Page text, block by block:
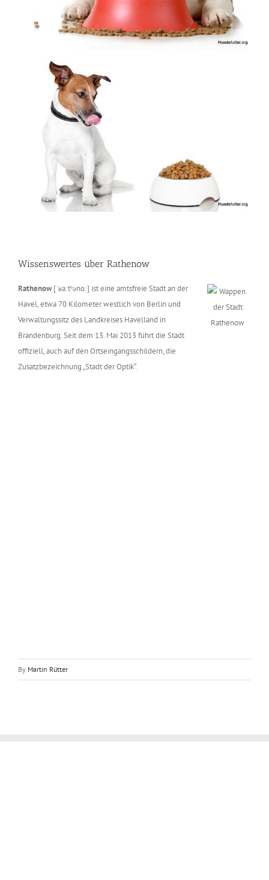
Wissenswertes über Rathenow
Rathenow[ˈʁaːtʰənoː] ist eine amtsfreie Stadt an der
Havel, etwa 70 Kilometer westlich von Berlin und
Verwaltungssitz des Landkreises Havelland in
Brandenburg. Seit dem 13. Mai 2013 führt die Stadt
offiziell, auch auf den Ortseingangsschildern, die
Zusatzbezeichnung „Stadt der Optik“.
By Martin Rütter